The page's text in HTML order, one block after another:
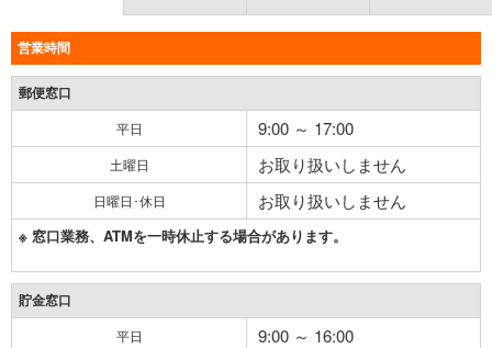
営業時間
郵便窓口
平日 9:00 ～ 17:00
土曜日 お取り扱いしません
日曜日･休日 お取り扱いしません
※ 窓口業務、ATMを一時休止する場合があります。
貯金窓口
平日 9:00 ～ 16:00